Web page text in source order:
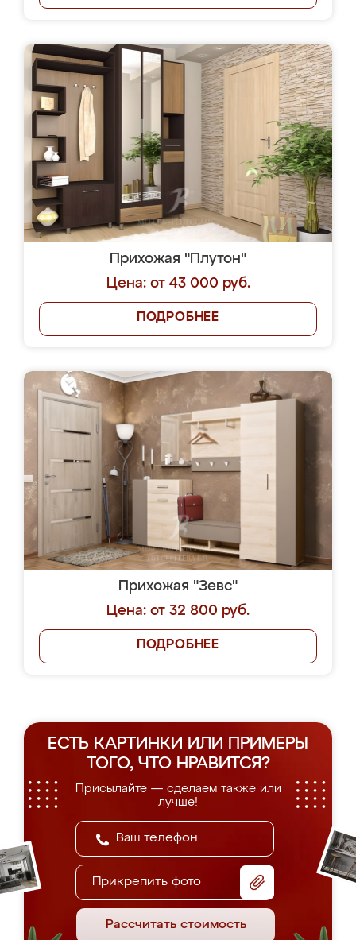
Прихожая "Плутон"
Цена: от 43 000 руб.
ПОДРОБНЕЕ
Прихожая "Зевс"
Цена: от 32 800 руб.
ПОДРОБНЕЕ
ЕСТЬ КАРТИНКИ ИЛИ ПРИМЕРЫ
ТОГО, ЧТО НРАВИТСЯ?
Присылайте — сделаем также или
лучше!
Прикрепить фото
Рассчитать стоимость